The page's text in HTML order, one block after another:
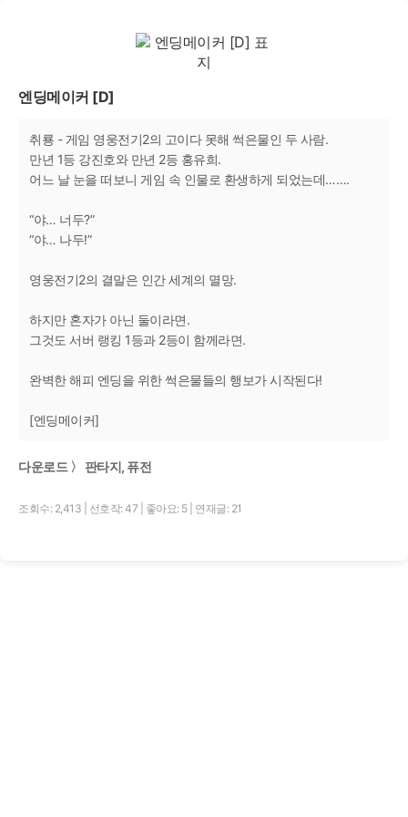
엔딩메이커 [D]
취룡 - 게임 영웅전기2의 고이다 못해 썩은물인 두 사람.
만년 1등 강진호와 만년 2등 홍유희.
어느 날 눈을 떠보니 게임 속 인물로 환생하게 되었는데…….
“야… 너두?”
“야… 나두!”
영웅전기2의 결말은 인간 세계의 멸망.
하지만 혼자가 아닌 둘이라면.
그것도 서버 랭킹 1등과 2등이 함께라면.
완벽한 해피 엔딩을 위한 썩은물들의 행보가 시작된다!
[엔딩메이커]
다운로드 〉 판타지, 퓨전
조회수: 2,413 선호작: 47 좋아요: 5 연재글: 21